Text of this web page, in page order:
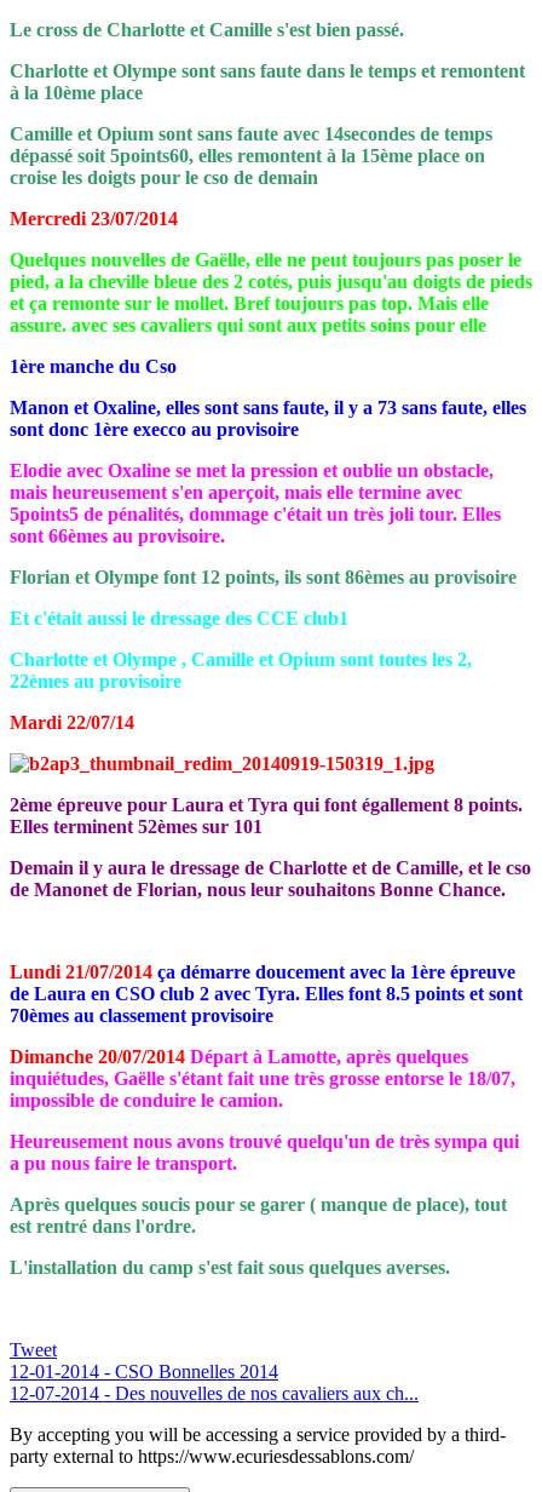
Le cross de Charlotte et Camille s'est bien passé.
Charlotte et Olympe sont sans faute dans le temps et remontent
à la 10ème place
Camille et Opium sont sans faute avec 14secondes de temps
dépassé soit 5points60, elles remontent à la 15ème place on
croise les doigts pour le cso de demain
Mercredi 23/07/2014
Quelques nouvelles de Gaëlle, elle ne peut toujours pas poser le
pied, a la cheville bleue des 2 cotés, puis jusqu'au doigts de pieds
et ça remonte sur le mollet. Bref toujours pas top. Mais elle
assure. avec ses cavaliers qui sont aux petits soins pour elle
1ère manche du Cso
Manon et Oxaline, elles sont sans faute, il y a 73 sans faute, elles
sont donc 1ère execco au provisoire
Elodie avec Oxaline se met la pression et oublie un obstacle,
mais heureusement s'en aperçoit, mais elle termine avec
5points5 de pénalités, dommage c'était un très joli tour. Elles
sont 66èmes au provisoire.
Florian et Olympe font 12 points, ils sont 86èmes au provisoire
Et c'était aussi le dressage des CCE club1
Charlotte et Olympe , Camille et Opium sont toutes les 2,
22èmes au provisoire
Mardi 22/07/14
2ème épreuve pour Laura et Tyra qui font égallement 8 points.
Elles terminent 52èmes sur 101
Demain il y aura le dressage de Charlotte et de Camille, et le cso
de Manonet de Florian, nous leur souhaitons Bonne Chance.
Lundi 21/07/2014 ça démarre doucement avec la 1ère épreuve
de Laura en CSO club 2 avec Tyra. Elles font 8.5 points et sont
70èmes au classement provisoire
Dimanche 20/07/2014 Départ à Lamotte, après quelques
inquiétudes, Gaëlle s'étant fait une très grosse entorse le 18/07,
impossible de conduire le camion.
Heureusement nous avons trouvé quelqu'un de très sympa qui
a pu nous faire le transport.
Après quelques soucis pour se garer ( manque de place), tout
est rentré dans l'ordre.
L'installation du camp s'est fait sous quelques averses.
Tweet
12-01-2014 - CSO Bonnelles 2014
12-07-2014 - Des nouvelles de nos cavaliers aux ch...
By accepting you will be accessing a service provided by a third-
party external to https://www.ecuriesdessablons.com/